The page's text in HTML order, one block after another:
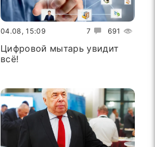
7 691
04.08, 15:09
Цифровой мытарь увидит
всё!